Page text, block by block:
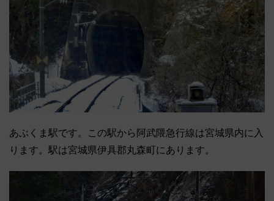
あぶくま駅です。この駅から阿武隈急行線は宮城県内に入
ります。駅は宮城県伊具郡丸森町にあります。